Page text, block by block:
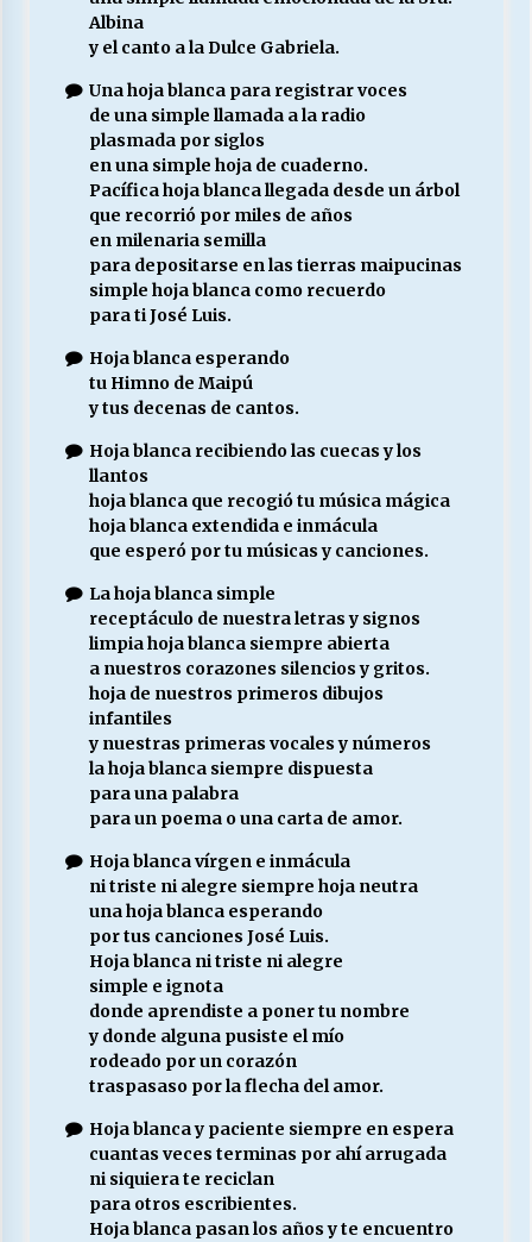
Albina
y el canto a la Dulce Gabriela.
Una hoja blanca para registrar voces
de una simple llamada a la radio
plasmada por siglos
en una simple hoja de cuaderno.
Pacífica hoja blanca llegada desde un árbol
que recorrió por miles de años
en milenaria semilla
para depositarse en las tierras maipucinas
simple hoja blanca como recuerdo
para ti José Luis.
Hoja blanca esperando
tu Himno de Maipú
y tus decenas de cantos.
Hoja blanca recibiendo las cuecas y los
llantos
hoja blanca que recogió tu música mágica
hoja blanca extendida e inmácula
que esperó por tu músicas y canciones.
La hoja blanca simple
receptáculo de nuestra letras y signos
limpia hoja blanca siempre abierta
a nuestros corazones silencios y gritos.
hoja de nuestros primeros dibujos
infantiles
y nuestras primeras vocales y números
la hoja blanca siempre dispuesta
para una palabra
para un poema o una carta de amor.
Hoja blanca vírgen e inmácula
ni triste ni alegre siempre hoja neutra
una hoja blanca esperando
por tus canciones José Luis.
Hoja blanca ni triste ni alegre
simple e ignota
donde aprendiste a poner tu nombre
y donde alguna pusiste el mío
rodeado por un corazón
traspasaso por la flecha del amor.
Hoja blanca y paciente siempre en espera
cuantas veces terminas por ahí arrugada
ni siquiera te reciclan
para otros escribientes.
Hoja blanca pasan los años y te encuentro